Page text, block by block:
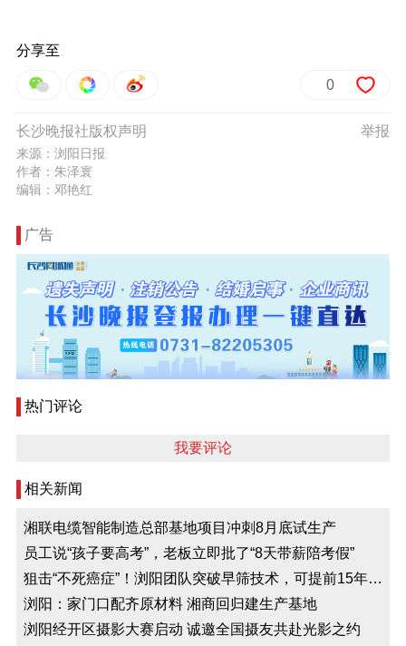
分享至
0
举报
长沙晚报社版权声明
来源：浏阳日报
作者：朱泽寰
编辑：邓艳红
广告
热门评论
我要评论
相关新闻
湘联电缆智能制造总部基地项目冲刺8月底试生产
员工说“孩子要高考”，老板立即批了“8天带薪陪考假”
狙击“不死癌症”！浏阳团队突破早筛技术，可提前15年预
测风险
浏阳：家门口配齐原材料 湘商回归建生产基地
浏阳经开区摄影大赛启动 诚邀全国摄友共赴光影之约